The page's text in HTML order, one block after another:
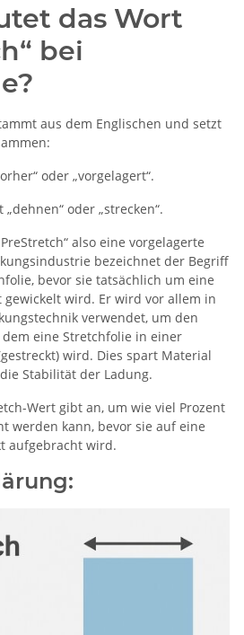
das Wort
bei
aus dem Englischen und setzt
oder „vorgelagert“.
oder „strecken“.
also eine vorgelagerte
bezeichnet der Begriff
bevor sie tatsächlich um eine
gewickelt wird. Er wird vor allem in
verwendet, um den
dem eine Stretchfolie in einer
wird. Dies spart Material
Stabilität der Ladung.
Wert gibt an, um wie viel Prozent
werden kann, bevor sie auf eine
aufgebracht wird.